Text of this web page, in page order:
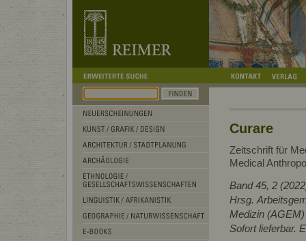
Curare
Zeitschrift für
Medical
Band 45, 2
Hrsg.
Medizin (AGEM)
Sofort lieferbar.